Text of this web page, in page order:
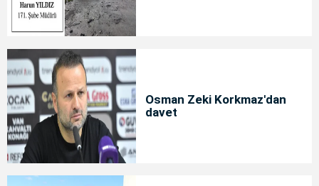
Osman Zeki Korkmaz'dan
davet